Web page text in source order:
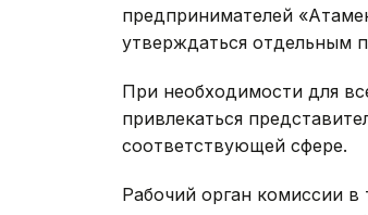
предпринимателей
утверждаться отдельным
При необходимости для
привлекаться
соответствующей сфере.
Рабочий орган комиссии в